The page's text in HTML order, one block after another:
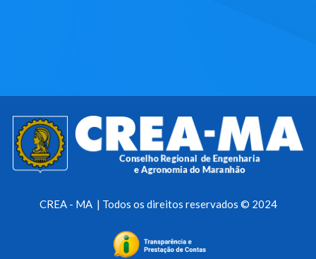
CREA - MA | Todos os direitos reservados © 2024